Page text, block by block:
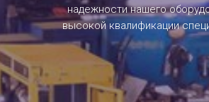
надежности нашего
высокой квалификации